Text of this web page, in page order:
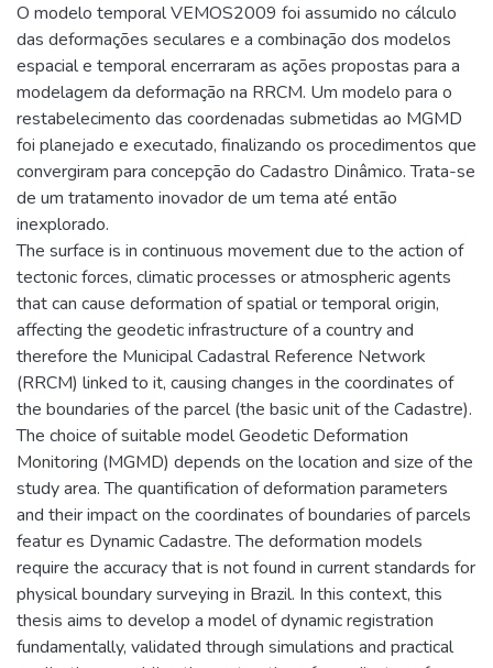
O modelo temporal VEMOS2009 foi assumido no cálculo
das deformações seculares e a combinação dos modelos
espacial e temporal encerraram as ações propostas para a
modelagem da deformação na RRCM. Um modelo para o
restabelecimento das coordenadas submetidas ao MGMD
foi planejado e executado, finalizando os procedimentos que
convergiram para concepção do Cadastro Dinâmico. Trata-se
de um tratamento inovador de um tema até então
inexplorado.
The surface is in continuous movement due to the action of
tectonic forces, climatic processes or atmospheric agents
that can cause deformation of spatial or temporal origin,
affecting the geodetic infrastructure of a country and
therefore the Municipal Cadastral Reference Network
(RRCM) linked to it, causing changes in the coordinates of
the boundaries of the parcel (the basic unit of the Cadastre).
The choice of suitable model Geodetic Deformation
Monitoring (MGMD) depends on the location and size of the
study area. The quantification of deformation parameters
and their impact on the coordinates of boundaries of parcels
featur es Dynamic Cadastre. The deformation models
require the accuracy that is not found in current standards for
physical boundary surveying in Brazil. In this context, this
thesis aims to develop a model of dynamic registration
fundamentally, validated through simulations and practical